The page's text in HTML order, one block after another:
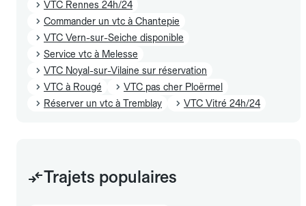
VTC Rennes 24h/24
Commander un vtc à Chantepie
VTC Vern-sur-Seiche disponible
Service vtc à Melesse
VTC Noyal-sur-Vilaine sur réservation
VTC à Rougé
VTC pas cher Ploërmel
Réserver un vtc à Tremblay
VTC Vitré 24h/24
Trajets populaires